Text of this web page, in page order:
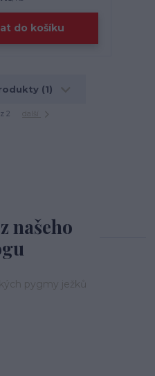
do košíku
(1)
z 2 další
našeho